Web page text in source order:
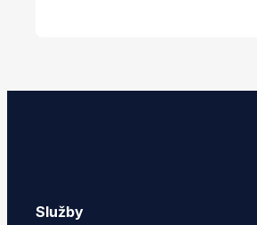
Služby